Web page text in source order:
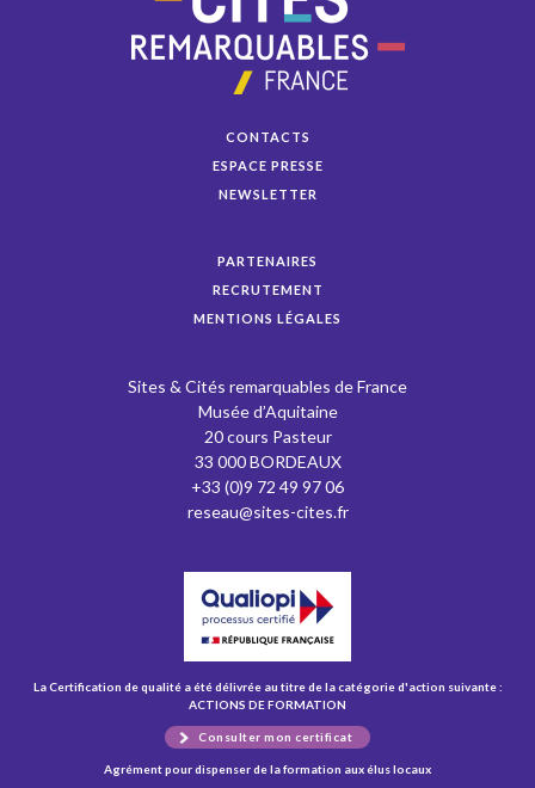
CONTACTS
ESPACE PRESSE
NEWSLETTER
PARTENAIRES
RECRUTEMENT
MENTIONS LÉGALES
Sites & Cités remarquables de France
Musée d’Aquitaine
20 cours Pasteur
33 000 BORDEAUX
+33 (0)9 72 49 97 06
reseau@sites-cites.fr
La Certification de qualité a été délivrée au titre de la catégorie d'action suivante :
ACTIONS DE FORMATION
Consulter mon certificat
Agrément pour dispenser de la formation aux élus locaux